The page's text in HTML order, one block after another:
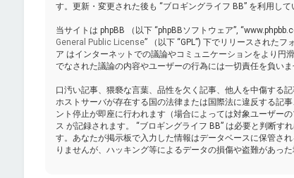
す。更新・変更された後も “ブロギングライフ BB” を利用し
当サイトは phpBB （以下 “phpBBソフトウェア”,
General Public License” （以下 “GPL”) 下でリリースされたフ
ア はインターネットでの議論やコミュニケーションをより円
でなされた議論の内容やユーザーの行為には一切責任を負い
口汚い記事、猥褻な言葉、品性を欠く記事、他人を中傷する
ホストサーバが存在する国の法律または国際法に違反する記
ント停止が即座に行われます（場合によっては対象ユーザー
ス が記録されます。 “ブロギングライフ BB” は必要と判断す
す。あなたが掲示板で入力した情報はデータベースに保管さ
りませんが、ハッキング等によるデータの損傷や盗難があっ